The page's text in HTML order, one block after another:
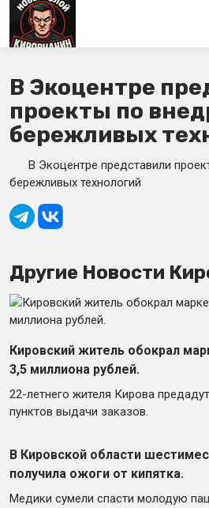
В Экоцентре
проекты по
бережливых
В Экоцентре представили
бережливых технологий
Другие Новости
Кировский житель обокрал
3,5 миллиона рублей.
22-летнего жителя Кирова
пунктов выдачи заказов.
В Кировской области
получила ожоги от кипятка.
Медики сумели спасти молодую